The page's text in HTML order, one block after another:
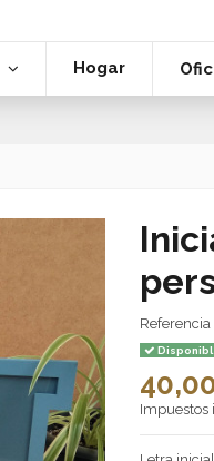
Hogar
Referencia
Impuestos